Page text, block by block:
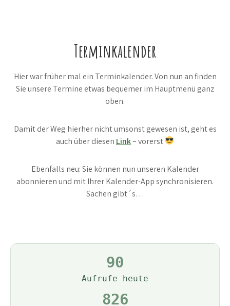
Terminkalender
Hier war früher mal ein Terminkalender. Von nun an finden
Sie unsere Termine etwas bequemer im Hauptmenü ganz
oben.
Damit der Weg hierher nicht umsonst gewesen ist, geht es
auch über diesen Link– vorerst
Ebenfalls neu: Sie können nun unseren Kalender
abonnieren und mit Ihrer Kalender-App synchronisieren.
Sachen gibt´s…
90
Aufrufe heute
826